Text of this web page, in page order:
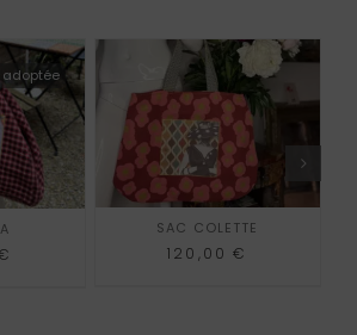
adoptée
SAC COLETTE
120,00€